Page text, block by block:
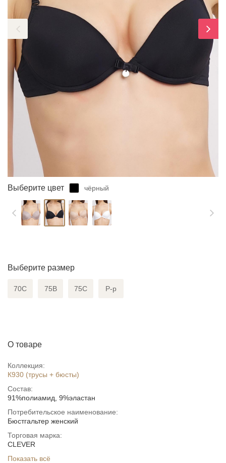
Выберите цвет чёрный
Выберите размер
70C 75B 75C Р-р
О товаре
Коллекция:
К930 (трусы + бюсты)
Состав:
91%полиамид, 9%эластан
Потребительское наименование:
Бюстгальтер женский
Торговая марка:
CLEVER
Показать всё